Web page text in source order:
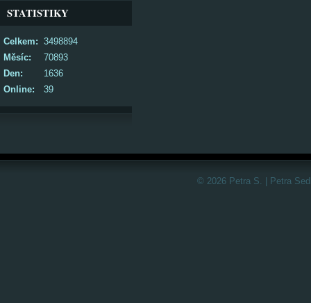
STATISTIKY
Online: 39
Celkem: 3498894
Měsíc:
70893
Den:
1636
© 2026 Petra S. | Petra